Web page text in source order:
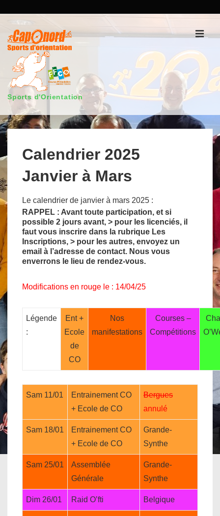
passer
contenu
principal
Sports d'Orientation
Main
Navigation
Calendrier 2025
Janvier à Mars
Le calendrier de janvier à mars 2025 :
RAPPEL : Avant toute participation, et si
possible 2 jours avant, > pour les licenciés, il
faut vous inscrire dans la rubrique Les
Inscriptions, > pour les autres, envoyez un
email à l’adresse de contact. Nous vous
enverrons le lieu de rendez-vous.
Modifications en rouge le : 14/04/25
Légende
:
Ent +
Ecole
de
CO
Nos
manifestations
Courses –
Compétitions
Sam 11/01
Entrainement CO
+ Ecole de CO
Bergues
annulé
Sam 18/01
Entrainement CO
+ Ecole de CO
Grande-
Synthe
Sam 25/01
Assemblée
Générale
Grande-
Synthe
Dim 26/01 Raid O’fti Belgique